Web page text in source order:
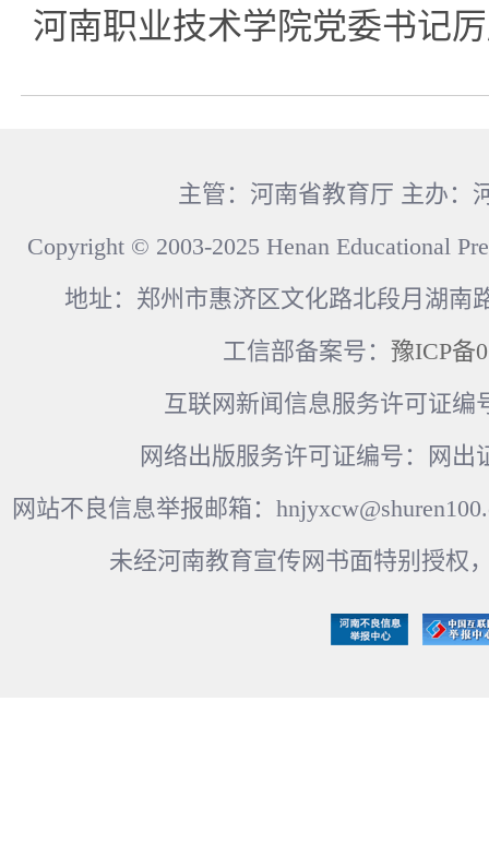
河南职业技术学院党委书记
主管：河南省教育厅 主办：
Copyright © 2003-2025 Henan Educational
地址：郑州市惠济区文化路北段月湖南
工信部备案号： 豫ICP备
互联网新闻信息服务许可证编
网络出版服务许可证编号：网出
网站不良信息举报邮箱：
未经河南教育宣传网书面特别授权